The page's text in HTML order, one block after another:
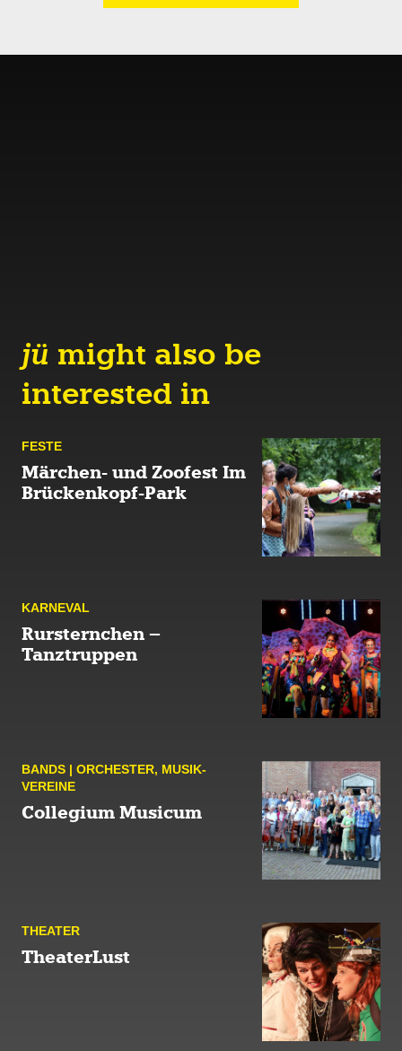
jü might also be
interested in
FESTE
Märchen- und Zoofest Im
Brückenkopf-Park
KARNE­VAL
Rursternchen –
Tanztruppen
BANDS | ORCHES­TER, MUSIK­
VEREINE
Collegium Musicum
THEATER
TheaterLust